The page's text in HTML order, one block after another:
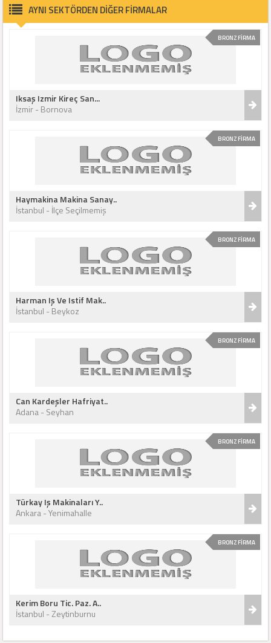
AYNI SEKTÖRDEN DİĞER FİRMALAR
BRONZ FİRMA
Iksaş Izmir Kireç San...
İzmir - Bornova
BRONZ FİRMA
Haymakina Makina Sanay..
İstanbul - İlçe Seçilmemiş
BRONZ FİRMA
Harman Iş Ve Istif Mak..
İstanbul - Beykoz
BRONZ FİRMA
Can Kardeşler Hafriyat..
Adana - Seyhan
BRONZ FİRMA
Türkay Iş Makinaları Y..
Ankara - Yenimahalle
BRONZ FİRMA
Kerim Boru Tic. Paz. A..
İstanbul - Zeytinburnu